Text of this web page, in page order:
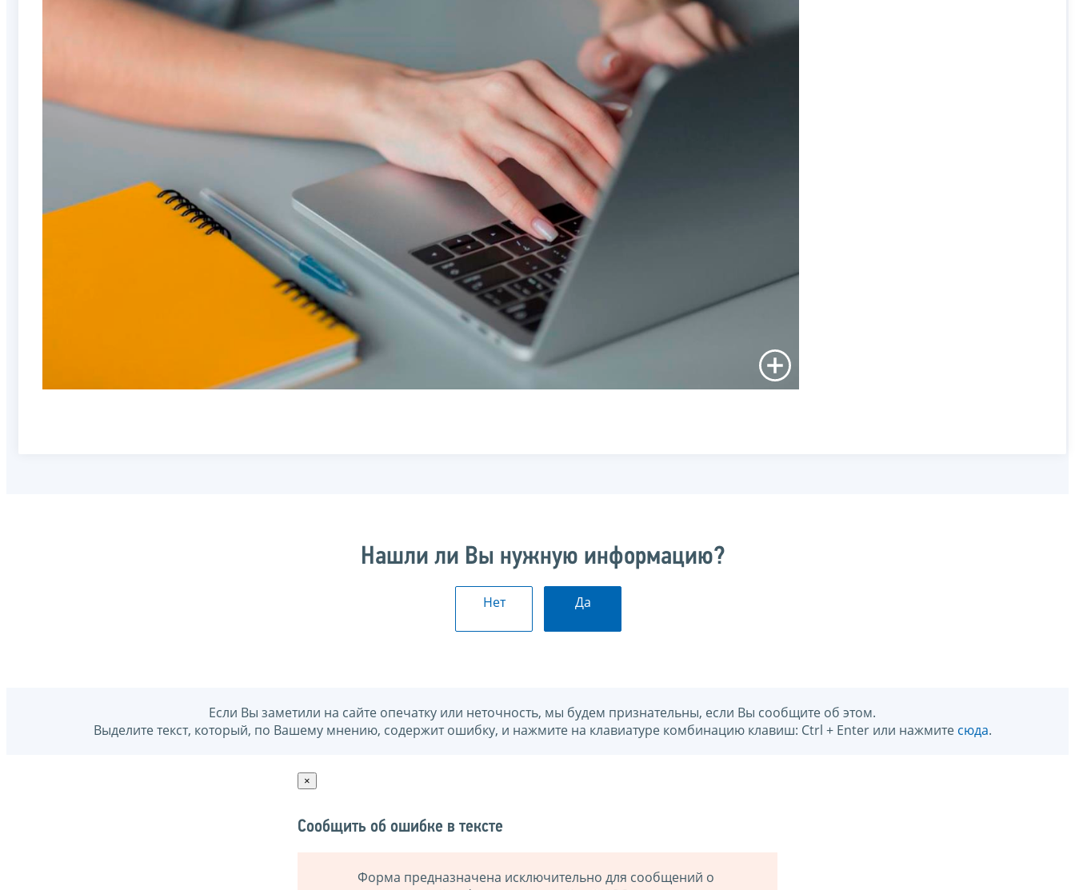
Нашли ли Вы нужную информацию?
Нет Да
Если Вы заметили на сайте опечатку или неточность, мы будем признательны, если Вы сообщите об этом.
Выделите текст, который, по Вашему мнению, содержит ошибку, и нажмите на клавиатуре комбинацию клавиш: Ctrl + Enter или нажмите сюда.
×
Сообщить об ошибке в тексте
Форма предназначена исключительно для сообщений о